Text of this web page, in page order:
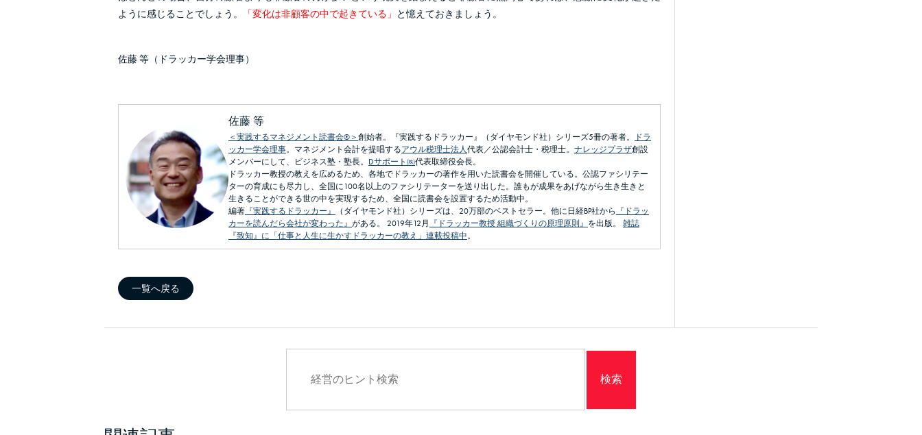
ように感じることでしょう。
「変化は非顧客の中で起きている」 と憶えておきましょう。
佐藤 等（ドラッカー学会理事）
佐藤 等
＜実践するマネジメント読書会®＞創始者。『実践するドラッカー』（ダイヤモンド社）シリーズ5冊の著者。
ドラ
ッカー学会理事。マネジメント会計を提唱するアウル税理士法人代表／公認会計士・税理士。 ナレッジプラザ創設
メンバーにして、ビジネス塾・塾長。 Dサポート㈱代表取締役会長。
ドラッカー教授の教えを広めるため、各地でドラッカーの著作を用いた読書会を開催している。公認ファシリテー
ターの育成にも尽力し、全国に100名以上のファシリテーターを送り出した。誰もが成果をあげながら生き生きと
生きることができる世の中を実現するため、全国に読書会を設置するため活動中。
編著 『実践するドラッカー』 （ダイヤモンド社）シリーズは、20万部のベストセラー。他に日経BP社から 『ドラッ
カーを読んだら会社が変わった』 がある。 2019年12月 『ドラッカー教授 組織づくりの原理原則』 を出版。 雑誌
『致知』に「仕事と人生に生かすドラッカーの教え」連載投稿中。
一覧へ戻る